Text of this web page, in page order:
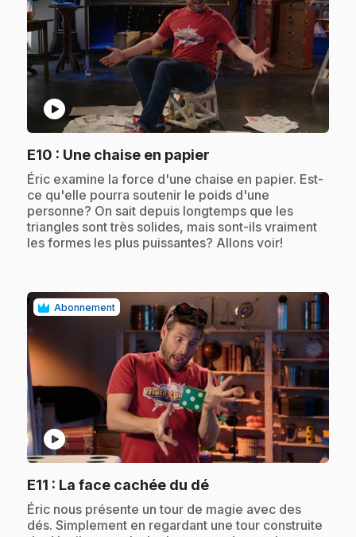
play_circle
E10 : Une chaise en papier
.Éric examine la force d'une chaise en papier. Est-
ce qu'elle pourra soutenir le poids d'une
personne? On sait depuis longtemps que les
triangles sont très solides, mais sont-ils vraiment
les formes les plus puissantes? Allons voir!
Abonnement
play_circle
E11 : La face cachée du dé.
.Éric nous présente un tour de magie avec des
dés. Simplement en regardant une tour construite